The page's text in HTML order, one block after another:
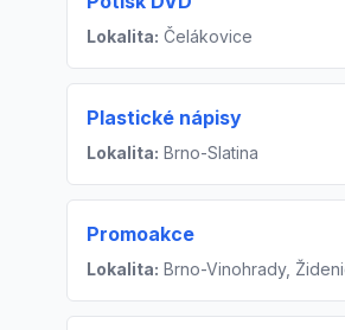
Lokalita: Čelákovice
Plastické nápisy
Lokalita: Brno-Slatina
Promoakce
Lokalita: Brno-Vinohrady,